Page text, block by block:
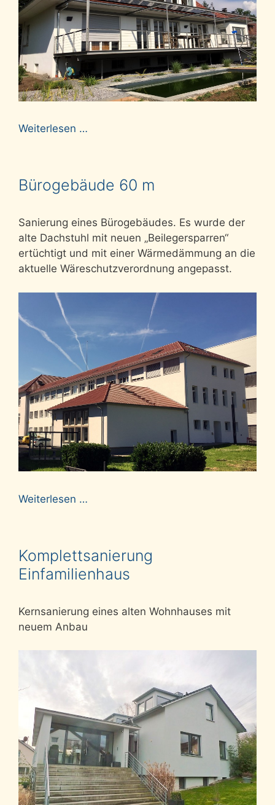
Weiterlesen …
Bürogebäude 60 m
Sanierung eines Bürogebäudes. Es wurde der
alte Dachstuhl mit neuen „Beilegersparren“
ertüchtigt und mit einer Wärmedämmung an die
aktuelle Wäreschutzverordnung angepasst.
Weiterlesen …
Komplettsanierung
Einfamilienhaus
Kernsanierung eines alten Wohnhauses mit
neuem Anbau